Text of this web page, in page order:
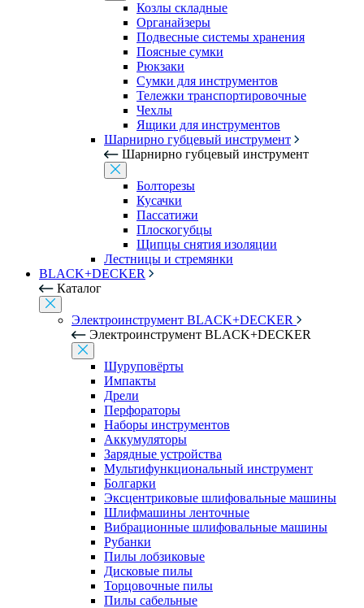
Козлы складные
Органайзеры
Подвесные системы хранения
Поясные сумки
Рюкзаки
Сумки для инструментов
Тележки транспортировочные
Чехлы
Ящики для инструментов
Шарнирно губцевый инструмент
Шарнирно губцевый инструмент
Болторезы
Кусачки
Пассатижи
Плоскогубцы
Щипцы снятия изоляции
Лестницы и стремянки
BLACK+DECKER
Каталог
Электроинструмент BLACK+DECKER
Электроинструмент BLACK+DECKER
Шуруповёрты
Импакты
Дрели
Перфораторы
Наборы инструментов
Аккумуляторы
Зарядные устройства
Мультифункциональный инструмент
Болгарки
Эксцентриковые шлифовальные машины
Шлифмашины ленточные
Вибрационные шлифовальные машины
Рубанки
Пилы лобзиковые
Дисковые пилы
Торцовочные пилы
Пилы сабельные